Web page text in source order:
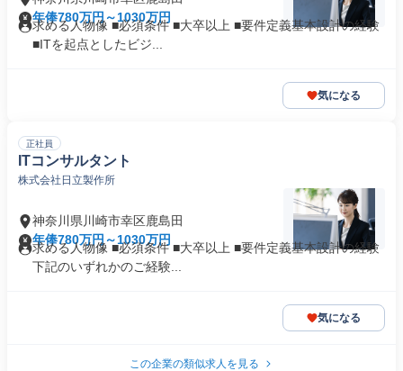
年俸780万円～1030万円
求める人物像 ■必須条件 ■大卒以上 ■要件定義基本設計の経験
■ITを起点としたビジ...
気になる
正社員
ITコンサルタント
株式会社日立製作所
神奈川県川崎市幸区鹿島田
年俸780万円～1030万円
求める人物像 ■必須条件 ■大卒以上 ■要件定義基本設計の経験
下記のいずれかのご経験...
気になる
この企業の類似求人を見る